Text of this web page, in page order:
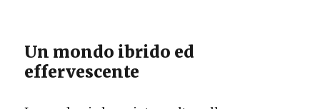
Un mondo ibrido ed
effervescente